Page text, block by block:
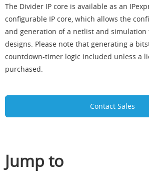
The Divider IP core is available as an
configurable IP core, which allows the
and generation of a netlist and simulation
designs. Please note that generating a
countdown-timer logic included unless a
purchased.
Contact Sales
Jump to